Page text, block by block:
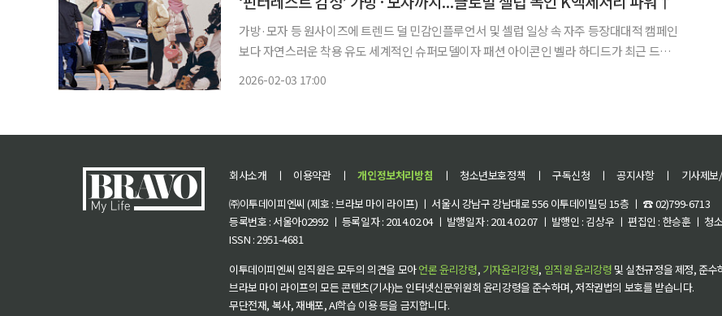
가방·모자 등 원사이즈에 트렌드 덜 민감인플루언서 및 셀럽 일상 속 자주 등장대대적 캠페인
보다 자연스러운 착용 유도 세계적인 슈퍼모델이자 패션 아이콘인 벨라 하디드가 최근 드라
2026-02-03 17:00
회사소개 ㅣ 이용약관 ㅣ 개인정보처리방침 ㅣ 청소년보호정책 ㅣ 구독신청 ㅣ 공지사항 ㅣ 기사제
㈜이투데이피엔씨 (제호 : 브라보 마이 라이프) ㅣ 서울시 강남구 강남대로 556 이투데이빌딩 15층 ㅣ ☎ 02)799-6713
등록번호 : 서울아02992 ㅣ 등록일자 : 2014.02.04 ㅣ 발행일자 : 2014.02.07 ㅣ 발행인 : 김상우 ㅣ 편집인 : 한승훈 ㅣ 청
ISSN : 2951-4681
이투데이피엔씨 임직원은 모두의 의견을 모아언론 윤리강령, 기자윤리강령, 임직원 윤리강령 및 실천규정을 제정, 준수
브라보 마이 라이프의 모든 콘텐츠(기사)는 인터넷신문위원회 윤리강령을 준수하며, 저작권법의 보호를 받습니다.
무단전재, 복사, 재배포, AI학습 이용 등을 금지합니다.